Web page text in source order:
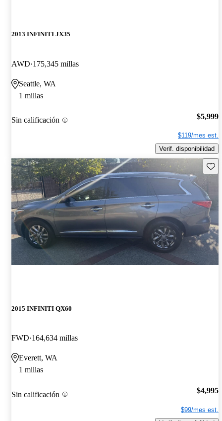
2013 INFINITI JX35
AWD 175,345 millas
Seattle, WA
1 millas
Sin calificación $5,999
$119/mes est.
Verif. disponibilidad
2015 INFINITI QX60
FWD 164,634 millas
Everett, WA
1 millas
Sin calificación $4,995
$99/mes est.